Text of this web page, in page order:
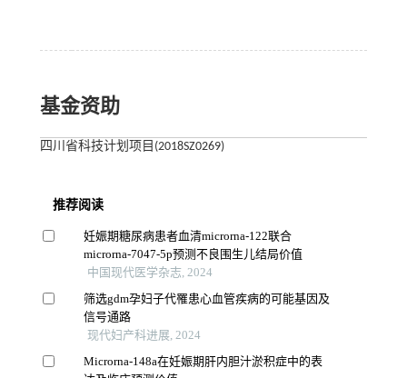
基金资助
四川省科技计划项目(2018SZ0269)